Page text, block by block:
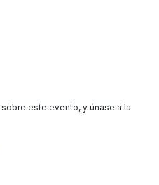
este evento, y únase a la